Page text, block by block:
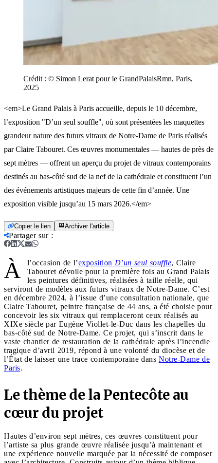
Crédit : © Simon Lerat pour le GrandPalaisRmn, Paris,
2025
<em>Le Grand Palais à Paris accueille, depuis le 10 décembre,
l’exposition "D’un seul souffle", où sont présentées les maquettes
grandeur nature des futurs vitraux de Notre-Dame de Paris réalisés
par Claire Tabouret. Ces œuvres monumentales — hautes de près de
sept mètres — offrent un aperçu du projet de vitraux contemporains
destinés au bas-côté sud de la nef de la cathédrale et constituent l’un
des événements artistiques majeurs de cette fin d’année. Une
exposition visible jusqu’au 15 mars 2026.</em>
Copier le lien Archiver l'article
Partager sur:
À l’occasion de l’exposition D’un seul souffle, Claire
Tabouret dévoile pour la première fois au Grand Palais
les peintures définitives, réalisées à taille réelle, qui
serviront de modèles aux futurs vitraux de Notre-Dame. C’est
en décembre 2024, à l’issue d’une consultation nationale, que
Claire Tabouret, peintre française de 44 ans, a été choisie pour
concevoir les six vitraux qui remplaceront ceux réalisés au
XIXe siècle par Eugène Viollet-le-Duc dans les chapelles du
bas-côté sud de Notre-Dame. Ce projet, qui s’inscrit dans le
vaste chantier de restauration de la cathédrale après l’incendie
tragique d’avril 2019, répond à une volonté du diocèse et de
l’État de laisser une trace contemporaine dans Notre-Dame de
Paris.
Le thème de la Pentecôte au
cœur du projet
Hautes d’environ sept mètres, ces œuvres constituent pour
l’artiste sa plus grande œuvre réalisée jusqu’à maintenant et
une expérience nouvelle marquée par la nécessité de composer